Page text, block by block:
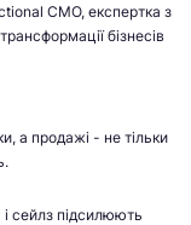
CMO, експертка з
бізнесів
а продажі - не тільки
сейлз підсилюють